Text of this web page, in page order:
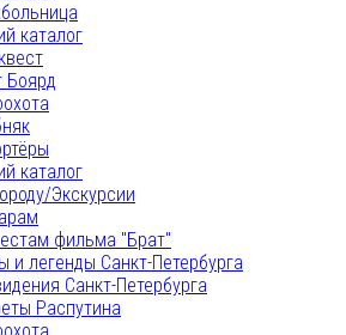
каталог
Боярд
каталог
Экскурсии
фильма "Брат"
и легенды Санкт-Петербурга
Санкт-Петербурга
Распутина